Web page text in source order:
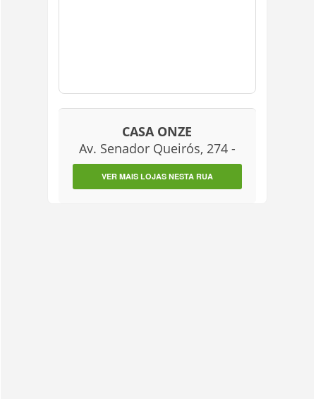
CASA ONZE
Av. Senador Queirós, 274 -
VER MAIS LOJAS NESTA RUA